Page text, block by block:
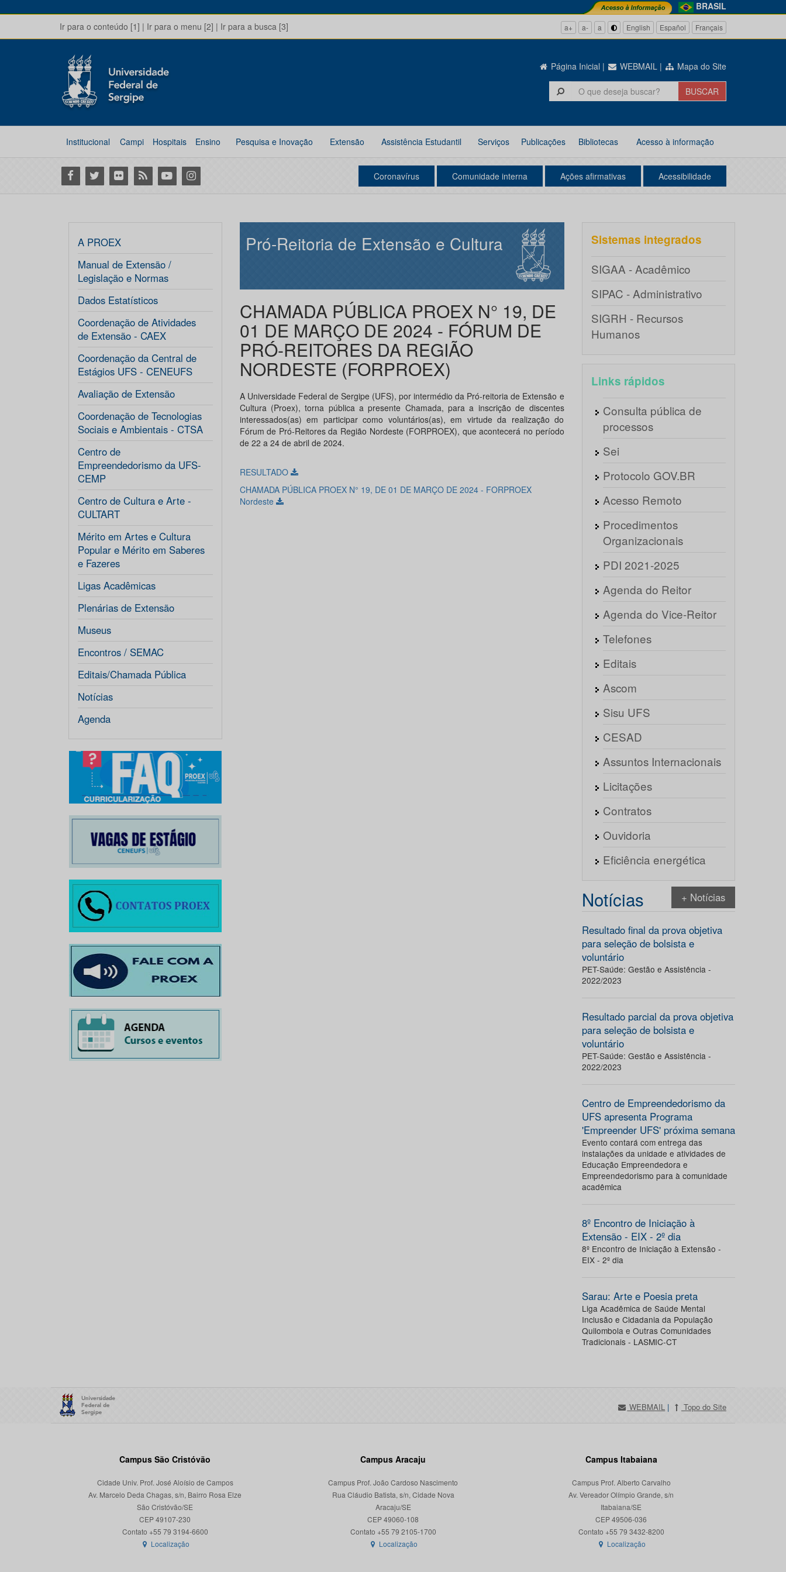
BRASIL
Ir para o conteúdo [1] | Ir para o menu [2] | Ir para a busca [3] a+ a- a English Español Français
Página Inicial | WEBMAIL | Mapa do Site
Institucional Campi Hospitais Ensino Pesquisa e Inovação Extensão Assistência Estudantil Serviços Publicações Bibliotecas Acesso à informação
Facebook
Twitter Flickr RSS YoutubeInstagram Coronavírus Comunidade interna Ações afirmativas Acessibilidade
A PROEX
Manual de Extensão /
Legislação e Normas
Dados Estatísticos
Coordenação de Atividades
de Extensão - CAEX
Coordenação da Central de
Estágios UFS - CENEUFS
Avaliação de Extensão
Coordenação de Tecnologias
Sociais e Ambientais - CTSA
Centro de
Empreendedorismo da UFS-
CEMP
Centro de Cultura e Arte -
CULTART
Mérito em Artes e Cultura
Popular e Mérito em Saberes
e Fazeres
Ligas Acadêmicas
Plenárias de Extensão
Museus
Encontros / SEMAC
Editais/Chamada Pública
Notícias
Agenda
Pró-Reitoria de Extensão e Cultura
CHAMADA PÚBLICA PROEX N° 19, DE
01 DE MARÇO DE 2024 - FÓRUM DE
PRÓ-REITORES DA REGIÃO
NORDESTE (FORPROEX)
A Universidade Federal de Sergipe (UFS), por intermédio da Pró-reitoria de Extensão e
Cultura (Proex), torna pública a presente Chamada, para a inscrição de discentes
interessados(as) em participar como voluntários(as), em virtude da realização do
Fórum de Pró-Reitores da Região Nordeste (FORPROEX), que acontecerá no período
de 22 a 24 de abril de 2024.
RESULTADO
CHAMADA PÚBLICA PROEX N° 19, DE 01 DE MARÇO DE 2024 - FORPROEX
Nordeste
Sistemas integrados
SIGAA - Acadêmico
SIPAC - Administrativo
SIGRH - Recursos
Humanos
Links rápidos
Consulta pública de
processos
Sei
Protocolo GOV.BR
Acesso Remoto
Procedimentos
Organizacionais
PDI 2021-2025
Agenda do Reitor
Agenda do Vice-Reitor
Telefones
Editais
Ascom
Sisu UFS
CESAD
Assuntos Internacionais
Licitações
Contratos
Ouvidoria
Eficiência energética
Notícias + Notícias
Resultado final da prova objetiva
para seleção de bolsista e
voluntário
PET-Saúde: Gestão e Assistência -
2022/2023
Resultado parcial da prova objetiva
para seleção de bolsista e
voluntário
PET-Saúde: Gestão e Assistência -
2022/2023
Centro de Empreendedorismo da
UFS apresenta Programa
'Empreender UFS' próxima semana
Evento contará com entrega das
instalações da unidade e atividades de
Educação Empreendedora e
Empreendedorismo para à comunidade
acadêmica
8º Encontro de Iniciação à
Extensão - EIX - 2º dia
8º Encontro de Iniciação à Extensão -
EIX - 2º dia
Sarau: Arte e Poesia preta
Liga Acadêmica de Saúde Mental
Inclusão e Cidadania da População
Quilombola e Outras Comunidades
Tradicionais - LASMIC-CT
WEBMAIL | Topo do Site
Campus São Cristóvão
Cidade Univ. Prof. José Aloísio de Campos
Av. Marcelo Deda Chagas, s/n, Bairro Rosa Elze
São Cristóvão/SE
CEP 49107-230
Localização
Campus Aracaju
Campus Prof. João Cardoso Nascimento
Rua Cláudio Batista, s/n, Cidade Nova
Aracaju/SE
CEP 49060-108
Localização
Campus Itabaiana
Campus Prof. Alberto Carvalho
Av. Vereador Olímpio Grande, s/n
Itabaiana/SE
CEP 49506-036
Localização